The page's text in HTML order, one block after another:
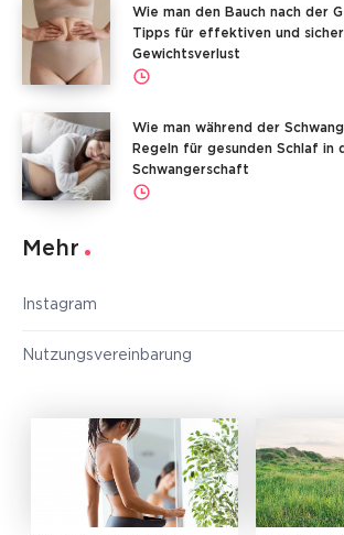
Wie man den Bauch nach der
Tipps für effektiven und
Gewichtsverlust
Wie man während der
Regeln für gesunden Schlaf in
Schwangerschaft
Mehr
Instagram
Nutzungsvereinbarung